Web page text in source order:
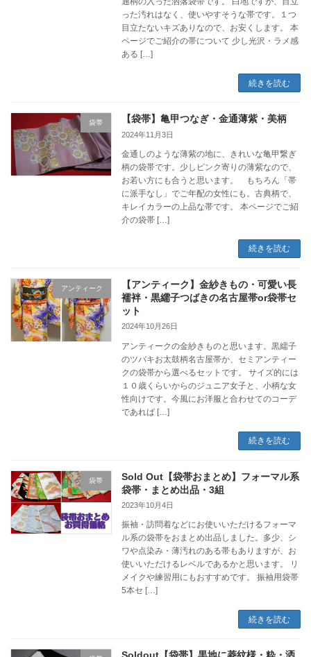
った汚れはなく、使いやすそうな帯です。１つ
目立たないキズありなので、お安くします。 本
ページでご紹介の帯について 少し光沢・ラメ感
ある […]
続きを読む
袋帯 【袋帯】亀甲つなぎ・金通薄紫・美柄
2024年11月3日
金通しのような薄紫の地に、きれいな亀甲繋ぎ
柄の袋帯です。少しピンク寄りの薄紫なので、
お若い方にも合うと思います。 もちろん「帯
に派手なし」でご年配の女性にも。古典柄で、
キレイカラーの上品な帯です。 本ページでご紹
介の袋帯 […]
続きを読む
アンティーク
【アンティーク】金紗きもの・可愛い長
襦袢・黒繻子つばきの名古屋帯or袋帯セ
ット
2024年10月26日
アンティークの金紗きものと思います。黒繻子
のツバキお太鼓柄名古屋帯か、セミアンティー
クの袋帯から選べるセットです。 サイズ的には
１０歳くらいからのジュニア女子と、小柄な女
性向けです。今風にお洋服と合わせてのコーデ
であれば […]
続きを読む
袋帯
Sold Out【袋帯おまとめ】フォーマル系
袋帯・まとめ出品・3組
2023年10月4日
振袖・訪問着などにお使いいただけるフォーマ
ル系の袋帯をおまとめ出品しました。多少、シ
ワや点染み・薄汚れのある帯もありますが、お
使いいただけるレベルであるかと思います。 リ
メイクや練習用にもおすすめです。 振袖用袋帯
5本セ […]
続きを読む